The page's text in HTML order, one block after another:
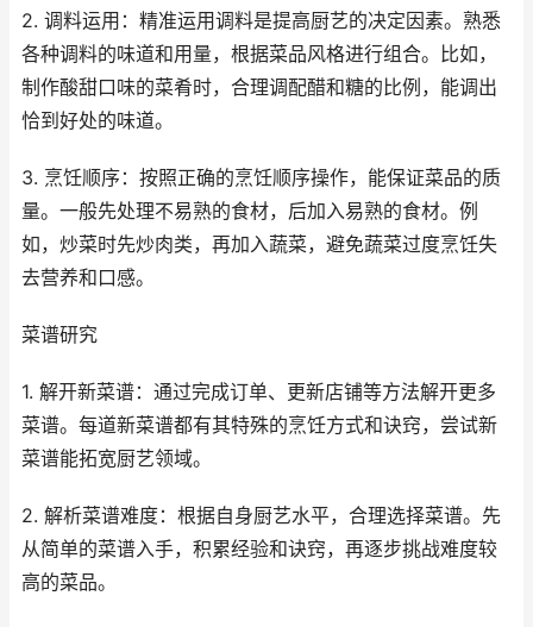
2. 调料运用：精准运用调料是提高厨艺的决定因素。熟悉
各种调料的味道和用量，根据菜品风格进行组合。比如，
制作酸甜口味的菜肴时，合理调配醋和糖的比例，能调出
恰到好处的味道。
3. 烹饪顺序：按照正确的烹饪顺序操作，能保证菜品的质
量。一般先处理不易熟的食材，后加入易熟的食材。例
如，炒菜时先炒肉类，再加入蔬菜，避免蔬菜过度烹饪失
去营养和口感。
菜谱研究
1. 解开新菜谱：通过完成订单、更新店铺等方法解开更多
菜谱。每道新菜谱都有其特殊的烹饪方式和诀窍，尝试新
菜谱能拓宽厨艺领域。
2. 解析菜谱难度：根据自身厨艺水平，合理选择菜谱。先
从简单的菜谱入手，积累经验和诀窍，再逐步挑战难度较
高的菜品。